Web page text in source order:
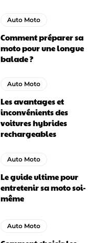
Auto Moto
Comment préparer sa
moto pour une longue
balade ?
Auto Moto
Les avantages et
inconvénients des
voitures hybrides
rechargeables
Auto Moto
Le guide ultime pour
entretenir sa moto soi-
même
Auto Moto